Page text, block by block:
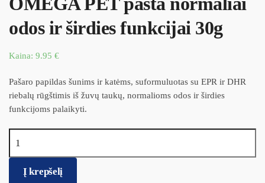
odos ir širdies funkcijai 30g
Kaina: 9.95 €
Pašaro papildas šunims ir katėms, suformuluotas su EPR ir DHR
riebalų rūgštimis iš žuvų taukų, normalioms odos ir širdies
funkcijoms palaikyti.
Į krepšelį